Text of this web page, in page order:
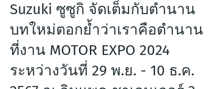
Suzuki ซูซูกิ จัดเต็มกับตำนาน
บทใหม่ตอกย้ำว่าเราคือตำนาน
ที่งาน MOTOR EXPO 2024
ระหว่างวันที่ 29 พ.ย. - 10 ธ.ค.